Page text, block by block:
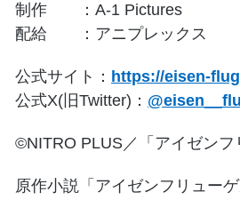
制作 ：A-1 Pictures
配給 ：アニプレックス
公式サイト： https://eisen-
公式X(旧Twitter)：
©NITRO PLUS／「アイゼン
原作小説「アイゼンフリュー